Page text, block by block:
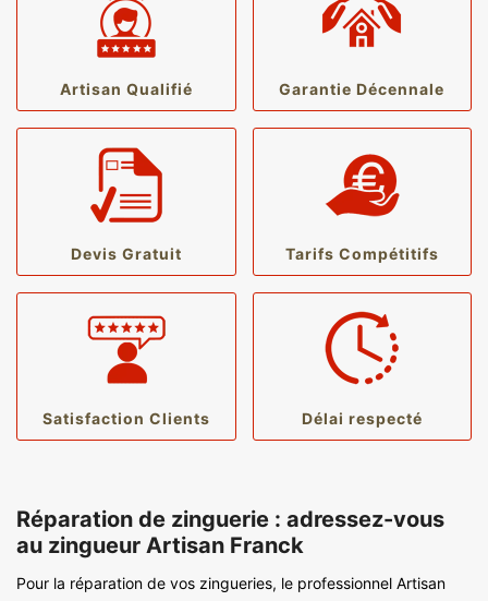
Artisan Qualifié Garantie Décennale
Devis Gratuit Tarifs Compétitifs
Satisfaction Clients Délai respecté
Réparation de zinguerie : adressez-vous
au zingueur Artisan Franck
Pour la réparation de vos zingueries, le professionnel Artisan